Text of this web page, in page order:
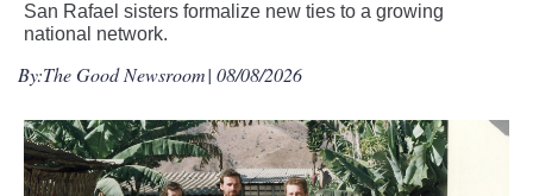
San Rafael sisters formalize new ties to a growing
national network.
By:The Good Newsroom| 08/08/2026